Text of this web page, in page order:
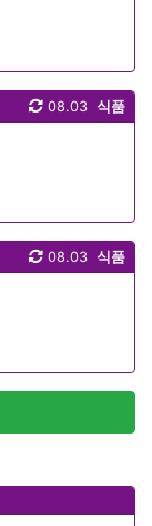
식품
08.03
식품
08.03